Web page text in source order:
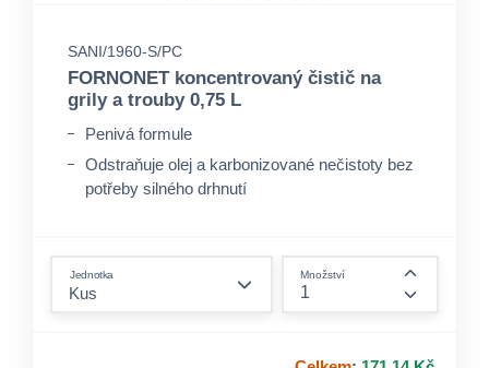
SANI/1960-S/PC
FORNONET koncentrovaný čistič na
grily a trouby 0,75 L
Penivá formule
Odstraňuje olej a karbonizované nečistoty bez
potřeby silného drhnutí
Jednotka Množství